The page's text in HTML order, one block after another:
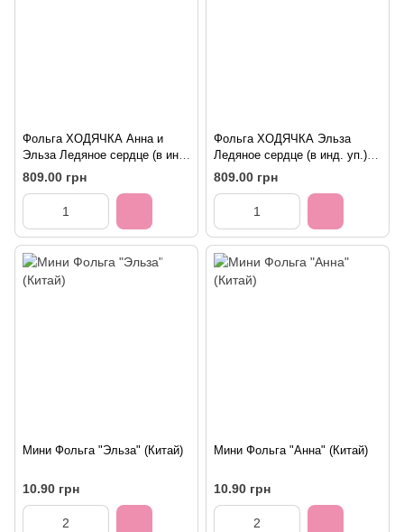
Фольга ХОДЯЧКА Анна и
Эльза Ледяное сердце (в инд.
уп.) Anagram
809.00 грн
Фольга ХОДЯЧКА Эльза
Ледяное сердце (в инд. уп.)
Anagram
809.00 грн
Мини Фольга "Эльза" (Китай)
10.90 грн
Мини Фольга "Анна" (Китай)
10.90 грн